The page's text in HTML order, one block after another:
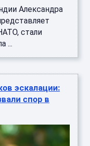
Александра
стали
...
эскалации:
спор в